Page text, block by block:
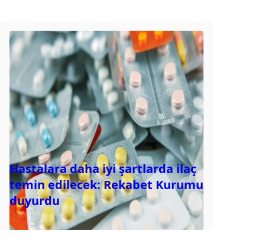
Hastalara daha iyi şartlarda ilaç
temin edilecek: Rekabet Kurumu
duyurdu